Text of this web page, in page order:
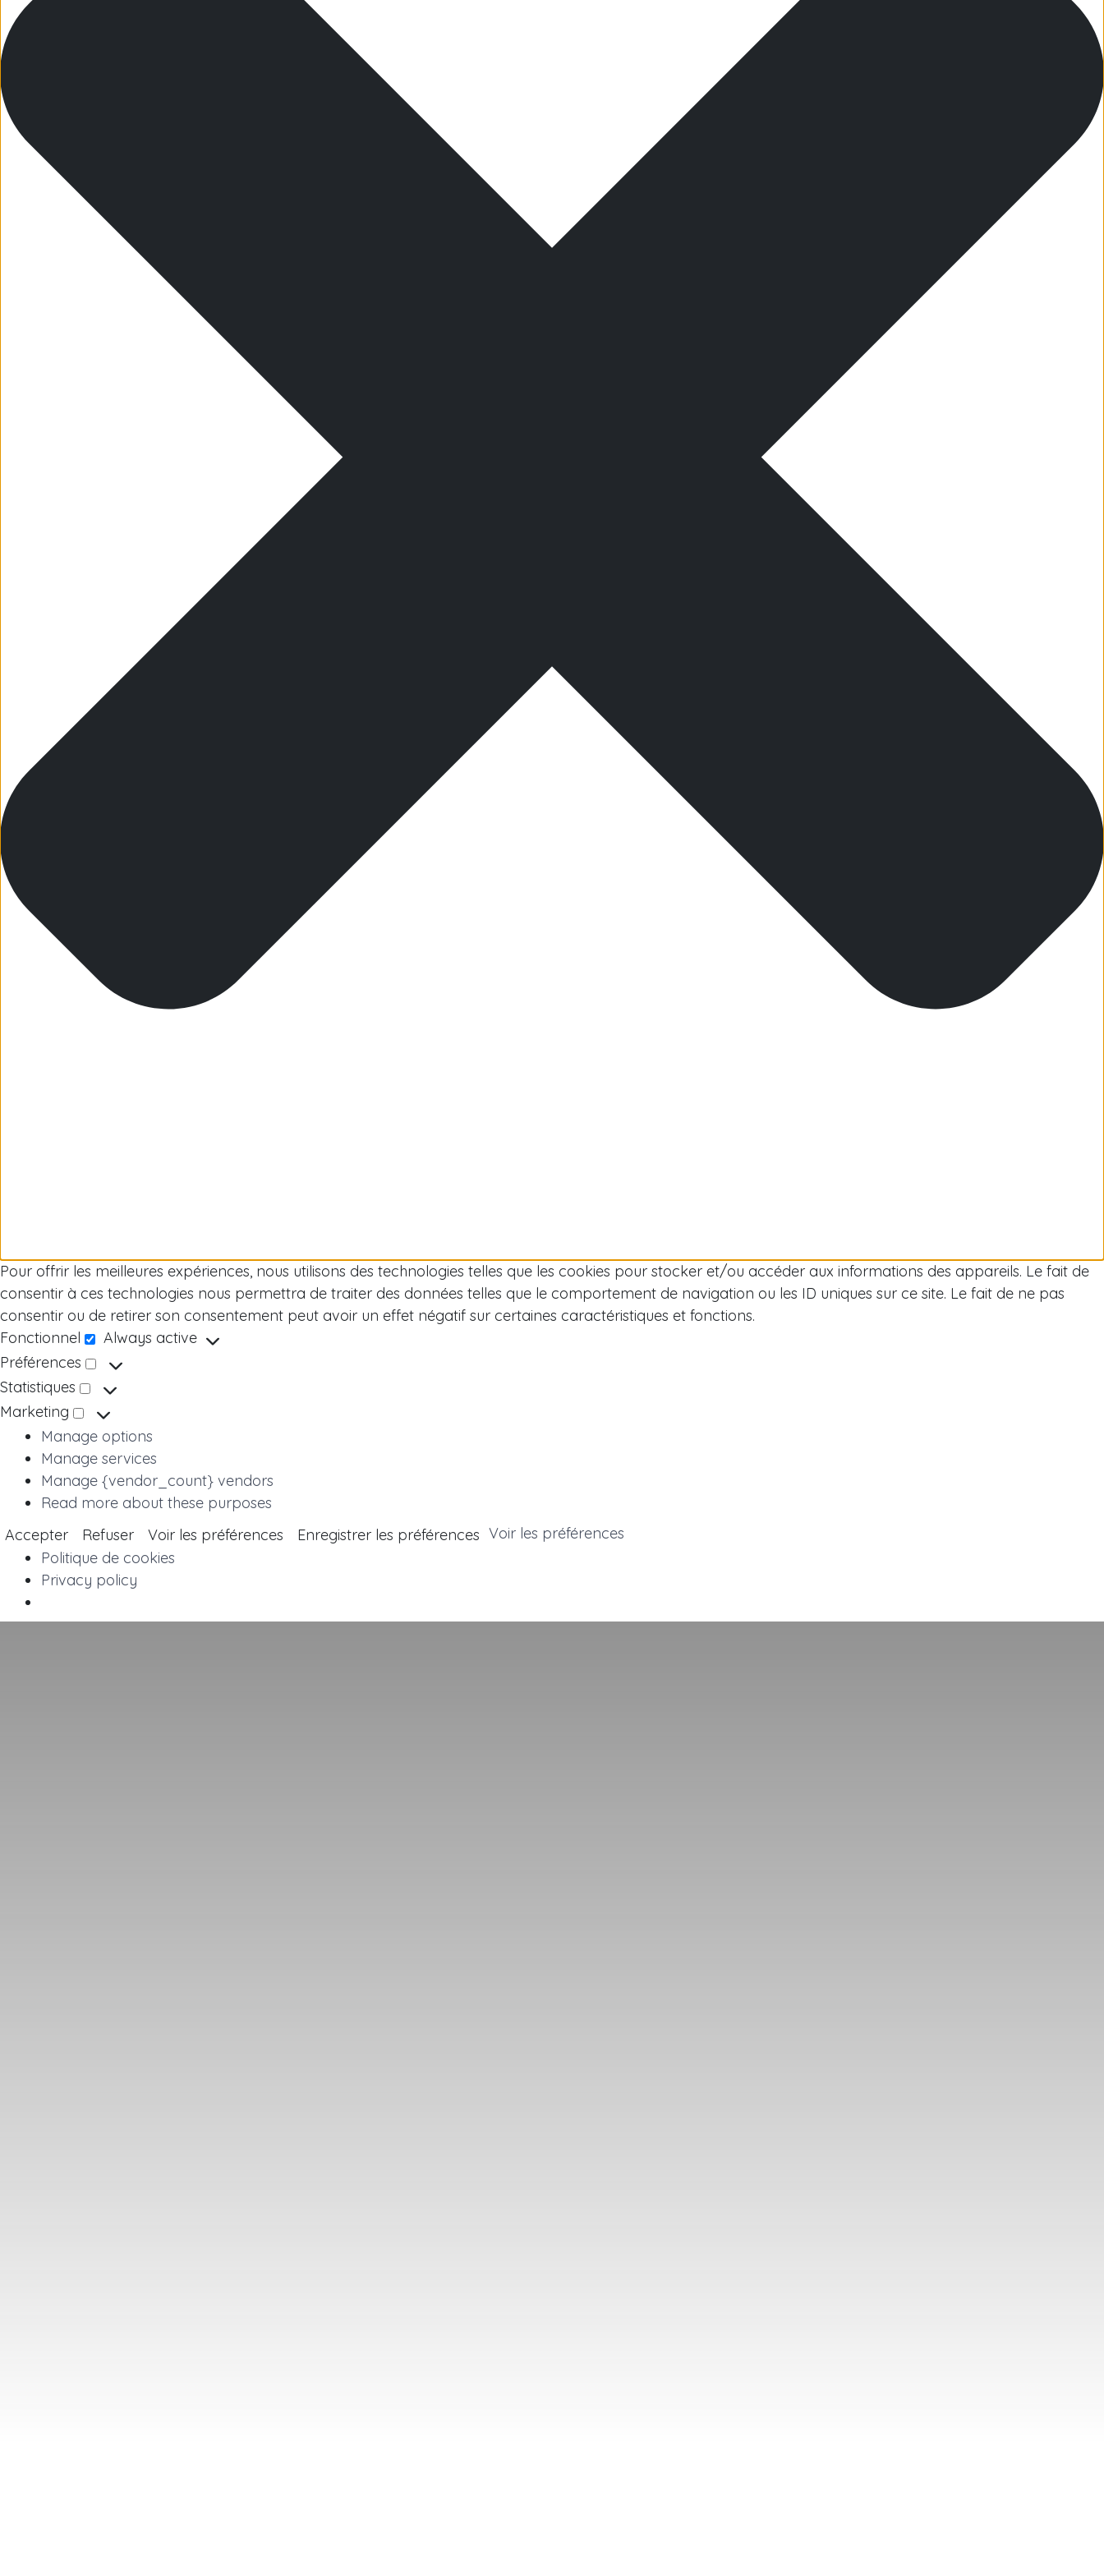
Pour offrir les meilleures expériences, nous utilisons des technologies telles que les cookies pour stocker et/ou accéder aux informations des appareils. Le fait de
consentir à ces technologies nous permettra de traiter des données telles que le comportement de navigation ou les ID uniques sur ce site. Le fait de ne pas
consentir ou de retirer son consentement peut avoir un effet négatif sur certaines caractéristiques et fonctions.
Fonctionnel
Always active
Préférences
Statistiques
Marketing
Marketing
Manage options
Manage services
Manage {vendor_count} vendors
Read more about these purposes
Accepter
Refuser Voir les préférences Enregistrer les préférences Voir les préférences
Politique de cookies
Privacy policy